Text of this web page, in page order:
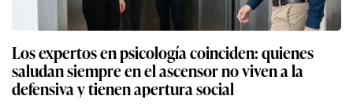
Los expertos en psicología coinciden: quienes
saludan siempre en el ascensor no viven a la
defensiva y tienen apertura social